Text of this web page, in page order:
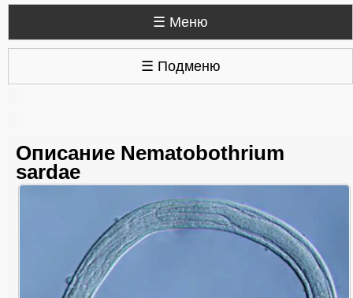
☰ Меню
☰ Подменю
Описание Nematobothrium
sardae